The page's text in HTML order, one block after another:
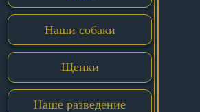
Наши собаки
Щенки
Наше разведение